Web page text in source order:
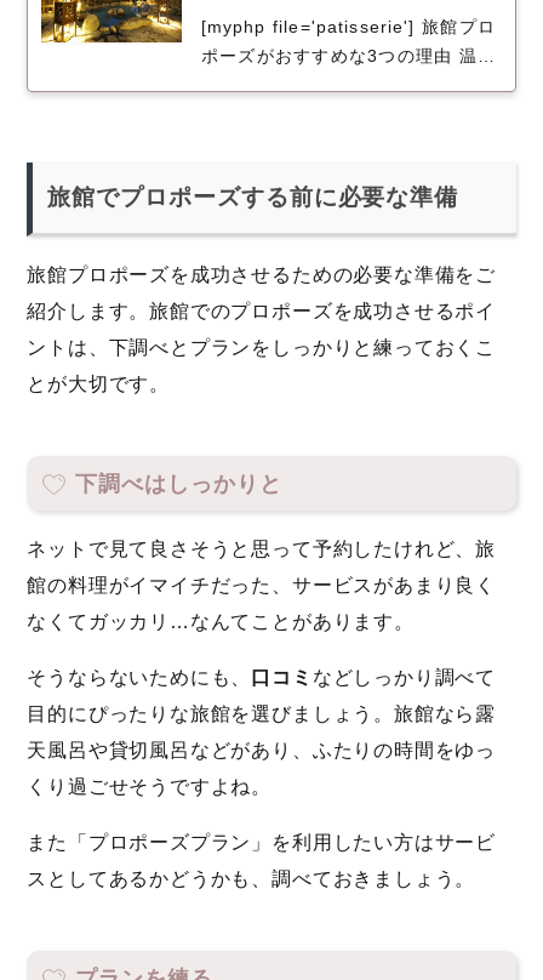
せるための旅館の選び方やプラ
ン
[myphp file='patisserie'] 旅館プロ
ポーズがおすすめな3つの理由 温泉
旅館でプロポーズする前に必要な準備
旅館プロポーズを成功させるための必要な準備をご
紹介します。旅館でのプロポーズを成功させるポイ
ントは、下調べとプランをしっかりと練っておくこ
とが大切です。
下調べはしっかりと
ネットで見て良さそうと思って予約したけれど、旅
館の料理がイマイチだった、サービスがあまり良く
なくてガッカリ…なんてことがあります。
そうならないためにも、 口コミ などしっかり調べて
目的にぴったりな旅館を選びましょう。旅館なら露
天風呂や貸切風呂などがあり、ふたりの時間をゆっ
くり過ごせそうですよね。
また「プロポーズプラン」を利用したい方はサービ
スとしてあるかどうかも、調べておきましょう。